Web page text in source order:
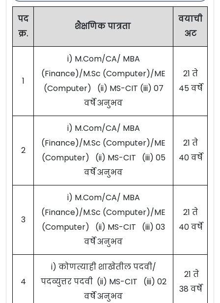
पद
क्र.
शैक्षणिक पात्रता
वयाची
अट
1
i) M.Com/CA/ MBA
(Finance)/M.Sc (Computer)/ME
(Computer) (ii) MS-CIT (iii) 07
वर्षे अनुभव
21 ते
45 वर्षे
2
i) M.Com/CA/ MBA
(Finance)/M.Sc (Computer)/ME
(Computer) (ii) MS-CIT (iii) 05
वर्षे अनुभव
21 ते
40 वर्षे
3
i) M.Com/CA/ MBA
(Finance)/M.Sc (Computer)/ME
(Computer) (ii) MS-CIT (iii) 03
वर्षे अनुभव
21 ते
40 वर्षे
4
i) कोणत्याही शाखेतील पदवी/
पदव्युत्तर पदवी (ii) MS-CIT (iii) 02
वर्षे अनुभव
21 ते
38 वर्षे